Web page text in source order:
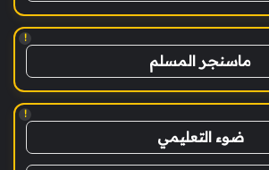
!
ماسنجر المسلم
!
ضوء التعليمي